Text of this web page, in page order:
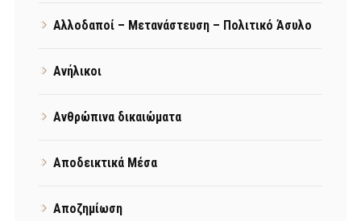
Αλλοδαποί – Μετανάστευση – Πολιτικό Άσυλο
Ανήλικοι
Ανθρώπινα δικαιώματα
Αποδεικτικά Μέσα
Αποζημίωση